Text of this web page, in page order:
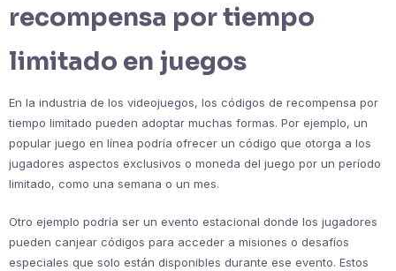
recompensa por tiempo
limitado en juegos
En la industria de los videojuegos, los códigos de recompensa por
tiempo limitado pueden adoptar muchas formas. Por ejemplo, un
popular juego en línea podría ofrecer un código que otorga a los
jugadores aspectos exclusivos o moneda del juego por un período
limitado, como una semana o un mes.
Otro ejemplo podría ser un evento estacional donde los jugadores
pueden canjear códigos para acceder a misiones o desafíos
especiales que solo están disponibles durante ese evento. Estos